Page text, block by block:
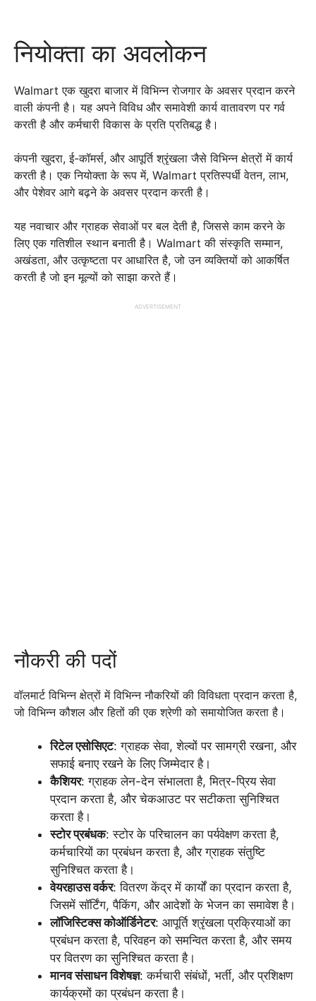
नियोक्ता का अवलोकन
Walmart एक खुदरा बाजार में विभिन्न रोजगार के अवसर प्रदान करने
वाली कंपनी है। यह अपने विविध और समावेशी कार्य वातावरण पर गर्व
करती है और कर्मचारी विकास के प्रति प्रतिबद्ध है।
कंपनी खुदरा, ई-कॉमर्स, और आपूर्ति श्रृंखला जैसे विभिन्न क्षेत्रों में कार्य
करती है। एक नियोक्ता के रूप में, Walmart प्रतिस्पर्धी वेतन, लाभ,
और पेशेवर आगे बढ़ने के अवसर प्रदान करती है।
यह नवाचार और ग्राहक सेवाओं पर बल देती है, जिससे काम करने के
लिए एक गतिशील स्थान बनाती है। Walmart की संस्कृति सम्मान,
अखंडता, और उत्कृष्टता पर आधारित है, जो उन व्यक्तियों को आकर्षित
करती है जो इन मूल्यों को साझा करते हैं।
ADVERTISEMENT
नौकरी की पदों
वॉलमार्ट विभिन्न क्षेत्रों में विभिन्न नौकरियों की विविधता प्रदान करता है,
जो विभिन्न कौशल और हितों की एक श्रेणी को समायोजित करता है।
रिटेल एसोसिएट: ग्राहक सेवा, शेल्वों पर सामग्री रखना, और
सफाई बनाए रखने के लिए जिम्मेदार है।
कैशियर: ग्राहक लेन-देन संभालता है, मित्र-प्रिय सेवा
प्रदान करता है, और चेकआउट पर सटीकता सुनिश्चित
करता है।
स्टोर प्रबंधक: स्टोर के परिचालन का पर्यवेक्षण करता है,
कर्मचारियों का प्रबंधन करता है, और ग्राहक संतुष्टि
सुनिश्चित करता है।
वेयरहाउस वर्कर: वितरण केंद्र में कार्यों का प्रदान करता है,
जिसमें सॉर्टिंग, पैकिंग, और आदेशों के भेजन का समावेश है।
लॉजिस्टिक्स कोऑर्डिनेटर: आपूर्ति श्रृंखला प्रक्रियाओं का
प्रबंधन करता है, परिवहन को समन्वित करता है, और समय
पर वितरण का सुनिश्चित करता है।
मानव संसाधन विशेषज्ञ: कर्मचारी संबंधों, भर्ती, और प्रशिक्षण
कार्यक्रमों का प्रबंधन करता है।